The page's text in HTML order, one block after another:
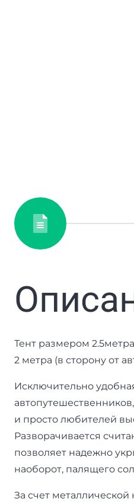
Тент размером
2 метра (в сторону от
Исключительно
и просто любителей
Разворачивается
позволяет надежно
наоборот, палящего
За счет